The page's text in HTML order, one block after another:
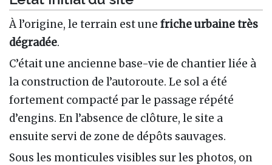
À l’origine, le terrain est une friche urbaine très
dégradée.
C’était une ancienne base-vie de chantier liée à
la construction de l’autoroute. Le sol a été
fortement compacté par le passage répété
d’engins. En l’absence de clôture, le site a
ensuite servi de zone de dépôts sauvages.
Sous les monticules visibles sur les photos, on